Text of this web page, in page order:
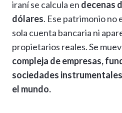
iraní se calcula en decenas
dólares. Ese patrimonio no
sola cuenta bancaria ni
propietarios reales. Se
compleja de empresas,
sociedades
el mundo.